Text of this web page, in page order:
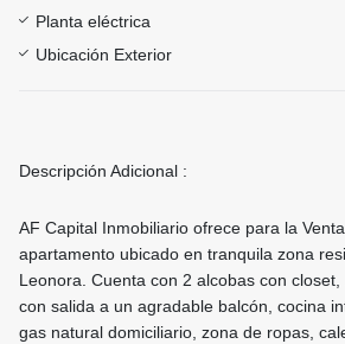
Planta eléctrica
Ubicación Exterior
Descripción Adicional :
AF Capital Inmobiliario ofrece para la
apartamento ubicado en tranquila zona
Leonora. Cuenta con 2 alcobas con
con salida a un agradable balcón, cocina
gas natural domiciliario, zona de ropas,